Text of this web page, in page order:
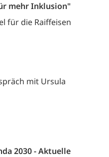
mehr Inklusion"
für die Raiffeisen
mit Ursula
2030 - Aktuelle